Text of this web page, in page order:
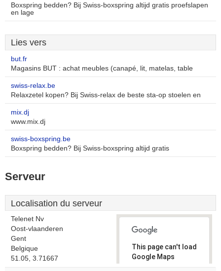
Boxspring bedden? Bij Swiss-boxspring altijd gratis proefslapen
en lage
Lies vers
but.fr
Magasins BUT : achat meubles (canapé, lit, matelas, table
swiss-relax.be
Relaxzetel kopen? Bij Swiss-relax de beste sta-op stoelen en
mix.dj
www.mix.dj
swiss-boxspring.be
Boxspring bedden? Bij Swiss-boxspring altijd gratis
Serveur
Localisation du serveur
Telenet Nv
Oost-vlaanderen
Gent
Belgique
51.05, 3.71667
This page can't load
Google Maps
correctly.